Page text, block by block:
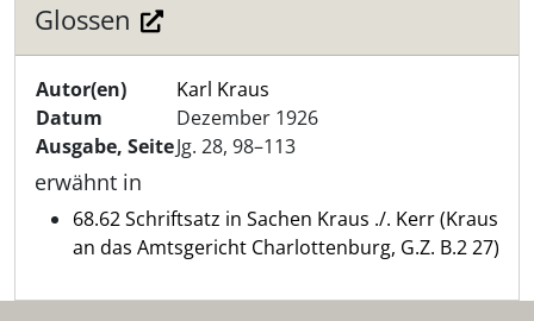
Glossen
Autor(en)
Karl Kraus
Datum
Dezember 1926
Ausgabe, SeiteJg. 28, 98–113
erwähnt in
68.62 Schriftsatz in Sachen Kraus ./. Kerr (Kraus
an das Amtsgericht Charlottenburg, G.Z. B.2 27)